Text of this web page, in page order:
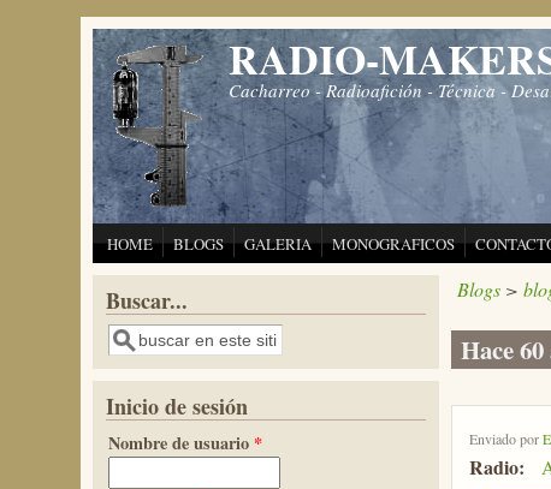
Pasar al contenido principal RADIO-
Cacharreo - Radioafición - Técnica -
HOME BLOGS GALERIA MONOGRAFICOS
Blogs>
Hace
Enviado por
Radio:
Buscar...
Buscar
Inicio de sesión
Nombre de usuario *